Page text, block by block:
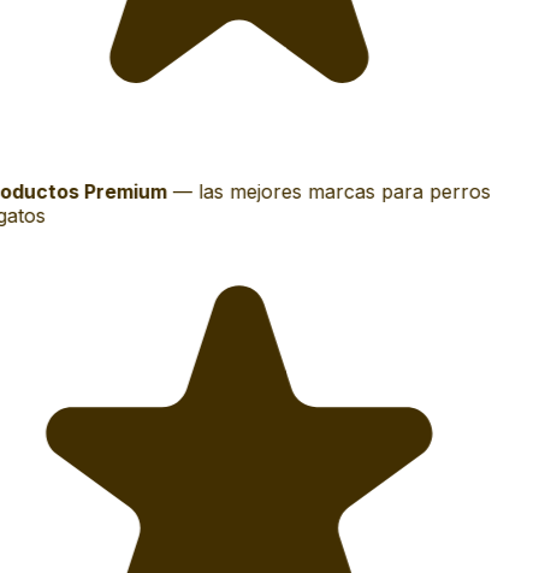
Premium— las mejores marcas para perros